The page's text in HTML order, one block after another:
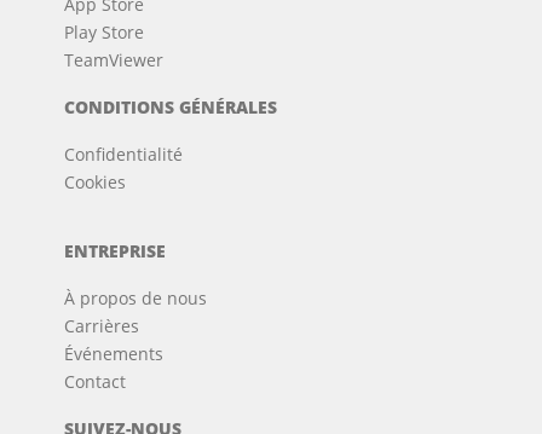
Play Store
TeamViewer
CONDITIONS GÉNÉRALES
Confidentialité
Cookies
ENTREPRISE
À propos de nous
Carrières
Événements
Contact
SUIVEZ-NOUS